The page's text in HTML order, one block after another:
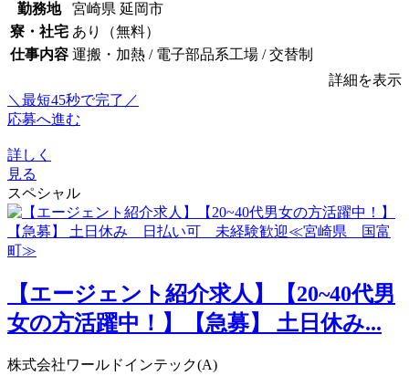
勤務地
宮崎県 延岡市
寮・社宅 あり（無料）
仕事内容 運搬・加熱 / 電子部品系工場 / 交替制
詳細を表示
＼最短45秒で完了／
応募へ進む
詳しく
見る
スペシャル
【エージェント紹介求人】【20~40代男
女の方活躍中！】【急募】 土日休み...
株式会社ワールドインテック(A)